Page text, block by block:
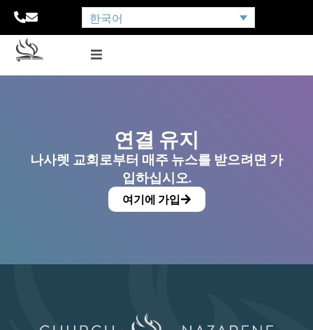
한국어
연결 유지
나사렛 교회로부터 매주 뉴스를 받으려면 가
입하십시오.
여기에 가입